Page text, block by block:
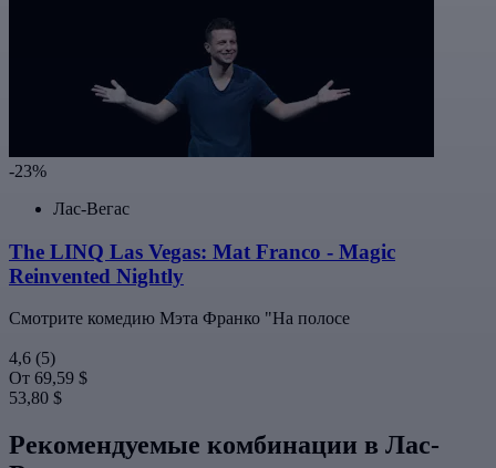
-23%
Лас-Вегас
The LINQ Las Vegas: Mat Franco - Magic
Reinvented Nightly
Смотрите комедию Мэта Франко "На полосе
4,6 (5)
От 69,59 $
53,80 $
Рекомендуемые комбинации в Лас-